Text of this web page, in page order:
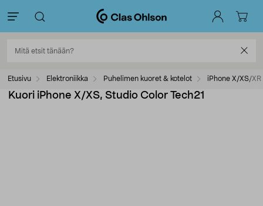
Etusivu Elektroniikka Puhelimen kuoret & kotelot iPhone X/XS/
Kuori iPhone X/XS, Studio Color Tech21